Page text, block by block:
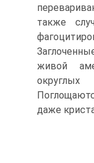
также
живой
даже